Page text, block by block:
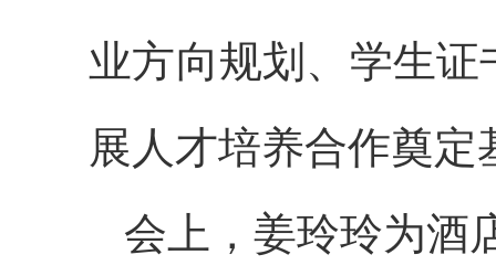
业方向规划、学生
展人才培养合作奠定
会上，姜玲玲为酒